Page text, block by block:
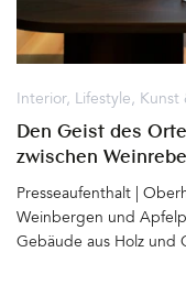
Interior, Lifestyle, Kunst
Den Geist des
zwischen
Loft, designed by
Presseaufenthalt |
Weinbergen und
Gebäude aus Holz und